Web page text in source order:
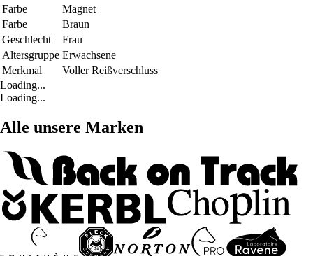
Farbe
Magnet
Farbe
Braun
Geschlecht
Frau
Altersgruppe Erwachsene
Merkmal
Voller Reißverschluss
Loading...
Loading...
Alle unsere Marken